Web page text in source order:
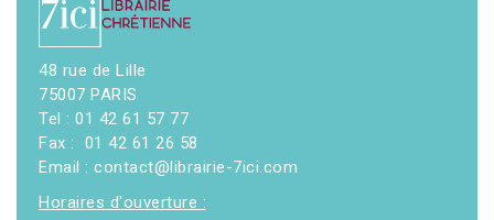
48 rue de Lille
75007 PARIS
Tel : 01 42 61 57 77
Fax : 01 42 61 26 58
Email : contact@librairie-7ici.com
Horaires d'ouverture :